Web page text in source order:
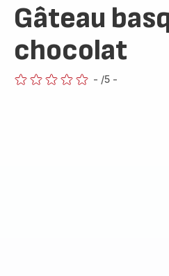
Gâteau
chocolat
- /5 -